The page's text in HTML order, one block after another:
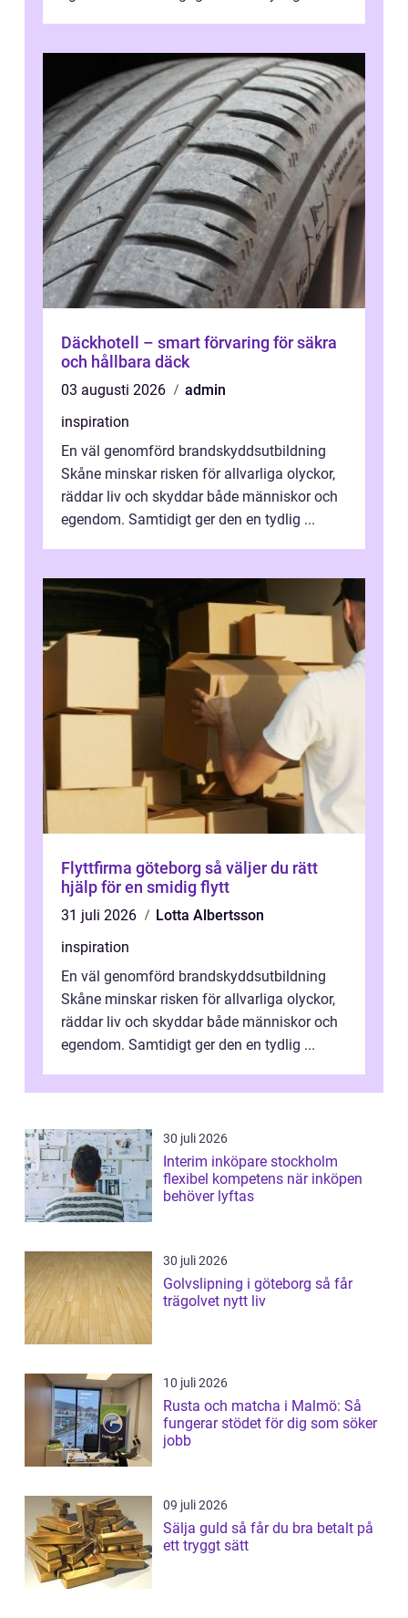
Däckhotell – smart förvaring för säkra
och hållbara däck
03 augusti 2026
admin
inspiration
En väl genomförd brandskyddsutbildning
Skåne minskar risken för allvarliga olyckor,
räddar liv och skyddar både människor och
egendom. Samtidigt ger den en tydlig ...
Flyttfirma göteborg så väljer du rätt
hjälp för en smidig flytt
31 juli 2026
Lotta Albertsson
inspiration
En väl genomförd brandskyddsutbildning
Skåne minskar risken för allvarliga olyckor,
räddar liv och skyddar både människor och
egendom. Samtidigt ger den en tydlig ...
30 juli 2026
Interim inköpare stockholm
flexibel kompetens när inköpen
behöver lyftas
30 juli 2026
Golvslipning i göteborg så får
trägolvet nytt liv
10 juli 2026
Rusta och matcha i Malmö: Så
fungerar stödet för dig som söker
jobb
09 juli 2026
Sälja guld så får du bra betalt på
ett tryggt sätt